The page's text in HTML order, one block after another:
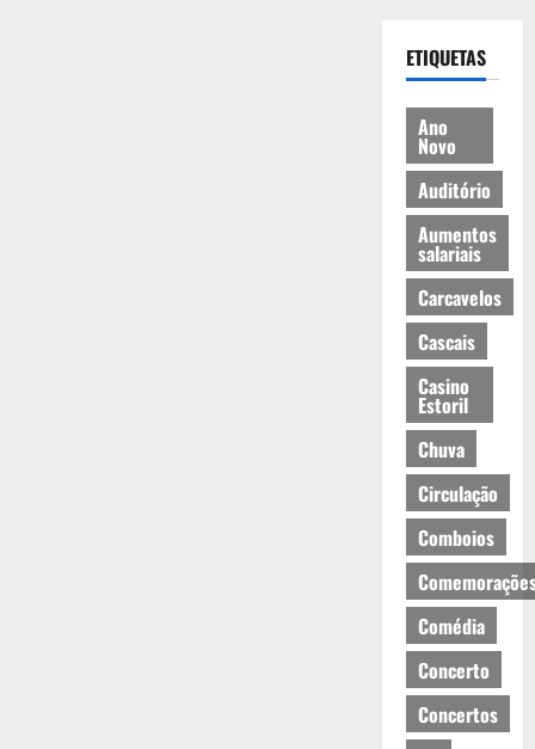
ETIQUETAS
Ano
Novo
Auditório
Aumentos
salariais
Carcavelos
Cascais
Casino
Estoril
Chuva
Circulação
Comboios
Comédia
Concerto
Concertos